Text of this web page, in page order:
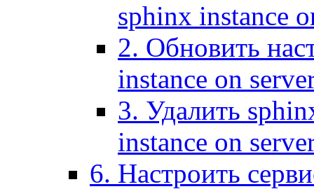
sphinx instance
2. Обновить
instance on
3. Удалить
instance on
6. Настроить